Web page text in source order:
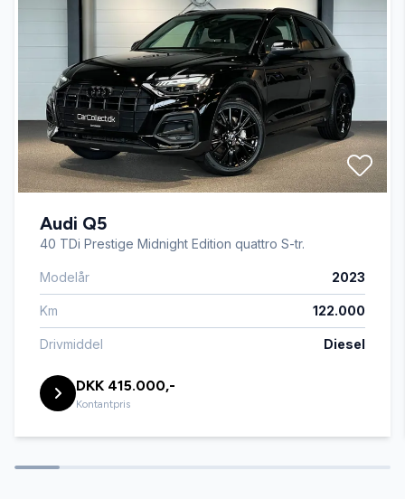
Auto nedblændelig bakspejl
Auto. start/stop
Automatgear
Automatisk lys
Bakkamera
Centrallås
DAB radio
Audi Q5
40 TDi Prestige Midnight Edition quattro S-tr.
Modelår 2023
Km 122.000
Drivmiddel Diesel
DKK 415.000,-
Kontantpris